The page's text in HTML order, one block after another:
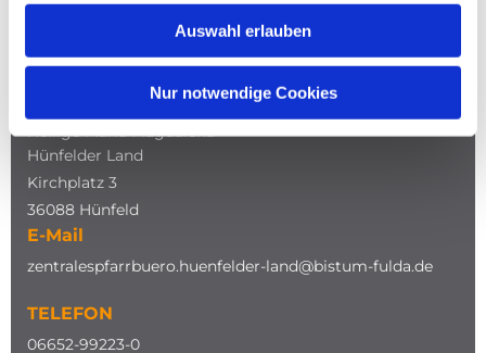
Auswahl erlauben
Nur notwendige Cookies
Heilige Maria Magdalena
Hünfelder Land
Kirchplatz 3
36088 Hünfeld
E-Mail
zentralespfarrbuero.huenfelder-land@bistum-fulda.de
TELEFON
06652-99223-0